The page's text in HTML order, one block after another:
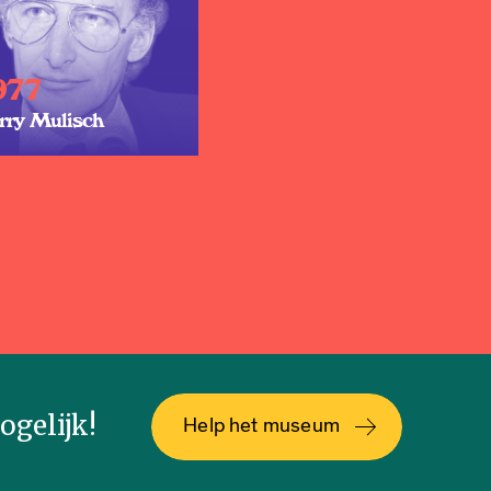
Mulisch
Help het museum